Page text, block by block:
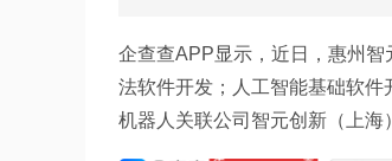
企查查APP显示，近日，惠州
法软件开发；人工智能基础软
机器人关联公司智元创新（上海